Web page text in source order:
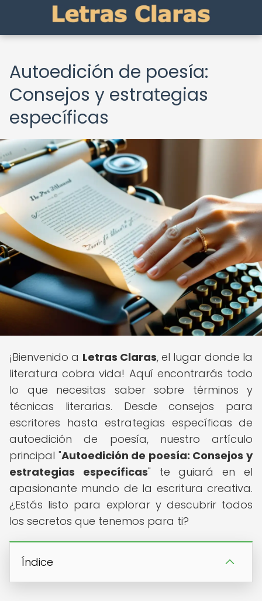
Autoedición de poesía:
Consejos y estrategias
específicas
¡Bienvenido a Letras Claras, el lugar donde la
literatura cobra vida! Aquí encontrarás todo
lo que necesitas saber sobre términos y
técnicas literarias. Desde consejos para
escritores hasta estrategias específicas de
autoedición de poesía, nuestro artículo
principal "Autoedición de poesía: Consejos y
estrategias específicas" te guiará en el
apasionante mundo de la escritura creativa.
¿Estás listo para explorar y descubrir todos
los secretos que tenemos para ti?
Índice